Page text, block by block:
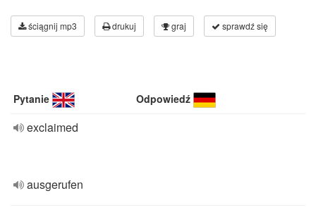
ściągnij mp3 drukuj graj sprawdź się
Pytanie Odpowiedź
exclaimed
ausgerufen